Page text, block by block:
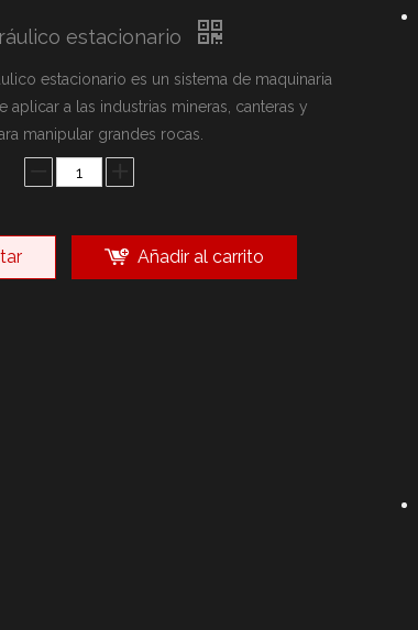
estacionario
estacionario es un sistema de maquinaria
aplicar a las industrias mineras, canteras y
manipular grandes rocas.
Añadir al carrito